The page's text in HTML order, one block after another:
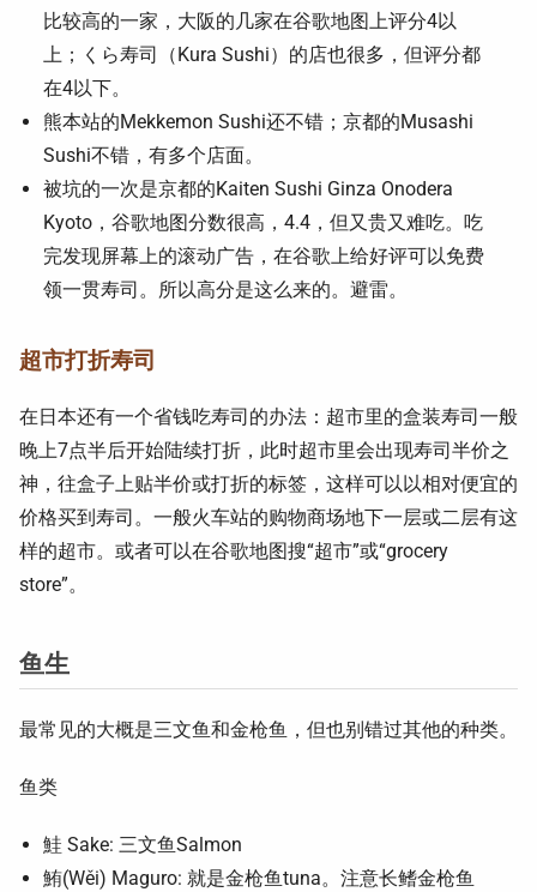
比较高的一家，大阪的几家在谷歌地图上评分4以
上；くら寿司（Kura Sushi）的店也很多，但评分都
在4以下。
熊本站的Mekkemon Sushi还不错；京都的Musashi
Sushi不错，有多个店面。
被坑的一次是京都的Kaiten Sushi Ginza Onodera
Kyoto，谷歌地图分数很高，4.4，但又贵又难吃。吃
完发现屏幕上的滚动广告，在谷歌上给好评可以免费
领一贯寿司。所以高分是这么来的。避雷。
超市打折寿司
在日本还有一个省钱吃寿司的办法：超市里的盒装寿司一般
晚上7点半后开始陆续打折，此时超市里会出现寿司半价之
神，往盒子上贴半价或打折的标签，这样可以以相对便宜的
价格买到寿司。一般火车站的购物商场地下一层或二层有这
样的超市。或者可以在谷歌地图搜“超市”或“grocery
store”。
鱼生
最常见的大概是三文鱼和金枪鱼，但也别错过其他的种类。
鱼类
鮭 Sake: 三文鱼Salmon
鮪(Wěi) Maguro: 就是金枪鱼tuna。注意长鳍金枪鱼